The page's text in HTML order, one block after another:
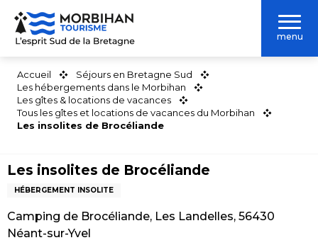
Aller
contenu
menu
Accueil
Séjours en Bretagne Sud
Les hébergements dans le Morbihan
Les gîtes & locations de vacances
Tous les gîtes et locations de vacances du Morbihan
Les insolites de Brocéliande
Les insolites de Brocéliande
HÉBERGEMENT INSOLITE
Camping de Brocéliande, Les Landelles, 56430
Néant-sur-Yvel